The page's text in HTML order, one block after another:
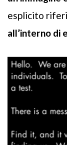
esplicito
all’interno di